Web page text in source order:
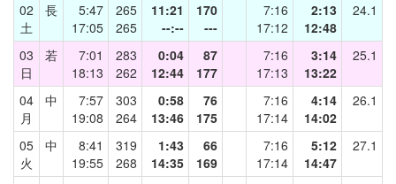
02
土
長
5:47
17:05
265
265
11:21
--:--
170
---
7:16
17:12
2:13
12:48
24.1
03
日
若
7:01
18:13
283
262
0:04
12:44
87
177
7:16
17:13
3:14
13:22
25.1
04
月
中
7:57
19:08
303
264
0:58
13:46
76
175
7:16
17:14
4:14
14:02
26.1
05
火
中
8:41
19:55
319
268
1:43
14:35
66
169
7:16
17:14
5:12
14:47
27.1